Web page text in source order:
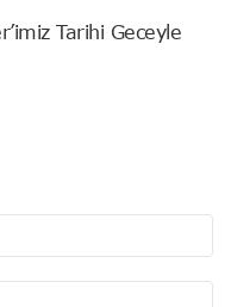
Tarihi Geceyle